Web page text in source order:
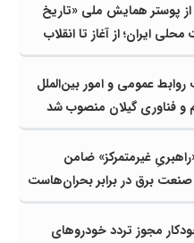
از پوستر همایش ملی «تاریخ
ایران؛ از آغاز تا انقلاب
گیلان
عمومی و امور بین‌الملل
و فناوری گیلان منصوب شد
غیرمتمرکز» ضامن
صنعت برق در برابر بحران‌هاست
مجوز تردد خودروهای